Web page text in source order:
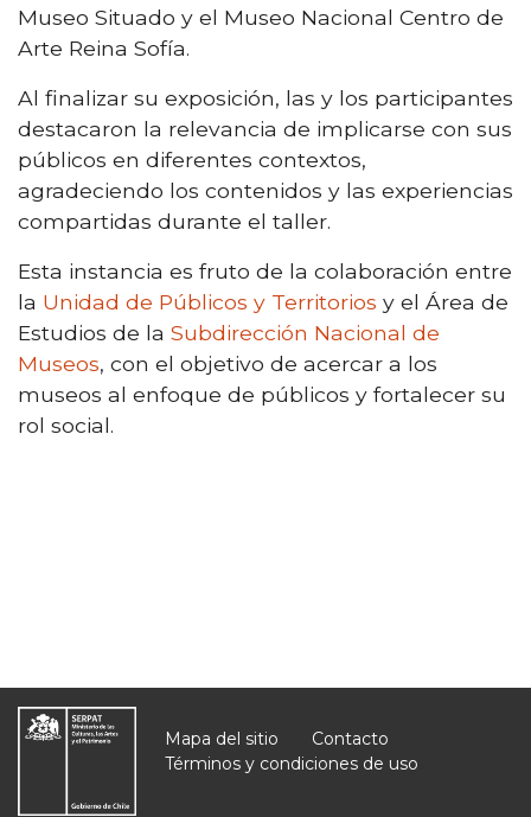
Museo Situado y el Museo Nacional Centro de
Arte Reina Sofía.
Al finalizar su exposición, las y los participantes
destacaron la relevancia de implicarse con sus
públicos en diferentes contextos,
agradeciendo los contenidos y las experiencias
compartidas durante el taller.
Esta instancia es fruto de la colaboración entre
la Unidad de Públicos y Territorios y el Área de
Estudios de la Subdirección Nacional de
Museos, con el objetivo de acercar a los
museos al enfoque de públicos y fortalecer su
rol social.
Mapa del sitio
Contacto
Términos y condiciones de uso